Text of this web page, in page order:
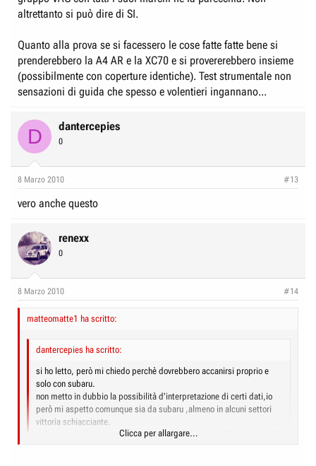
sono così duro solo perchè voglio fare l'avvocato del diavolo e tentare di
subaru contro tutti, cioè la subaru è bella perchè è superiore punto e
basta e le altre non valgono nulla e bla bla bla.
altrettanto si può dire di SI.
Quanto alla prova se si facessero le cose fatte fatte bene si
prenderebbero la A4 AR e la XC70 e si provererebbero insieme
(possibilmente con coperture identiche). Test strumentale non
sensazioni di guida che spesso e volentieri ingannano...
D dantercepies
0
8 Marzo 2010 #13
vero anche questo
renexx
0
8 Marzo 2010 #14
matteomatte1 ha scritto:
dantercepies ha scritto:
si ho letto, però mi chiedo perchè dovrebbero accanirsi proprio e
solo con subaru.
non metto in dubbio la possibilità d'interpretazione di certi dati,io
però mi aspetto comunque sia da subaru ,almeno in alcuni settori
vittoria schiacciante.
dal punto di vista estetico entra in gioco la soggettività,dal punto di
Clicca per allargare...